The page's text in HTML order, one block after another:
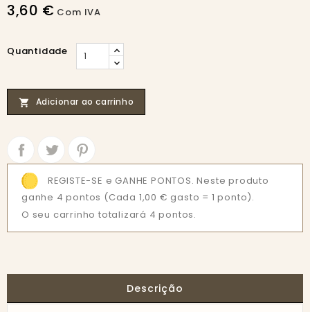
3,60 € Com IVA
Quantidade
 Adicionar ao carrinho
REGISTE-SE e GANHE PONTOS. Neste produto
ganhe 4 pontos (Cada 1,00 € gasto = 1 ponto).
O seu carrinho totalizará 4 pontos.
Descrição